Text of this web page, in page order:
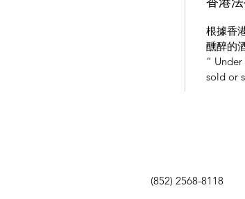
根據香
醺醉的
“
sold or
(852) 2568-8118